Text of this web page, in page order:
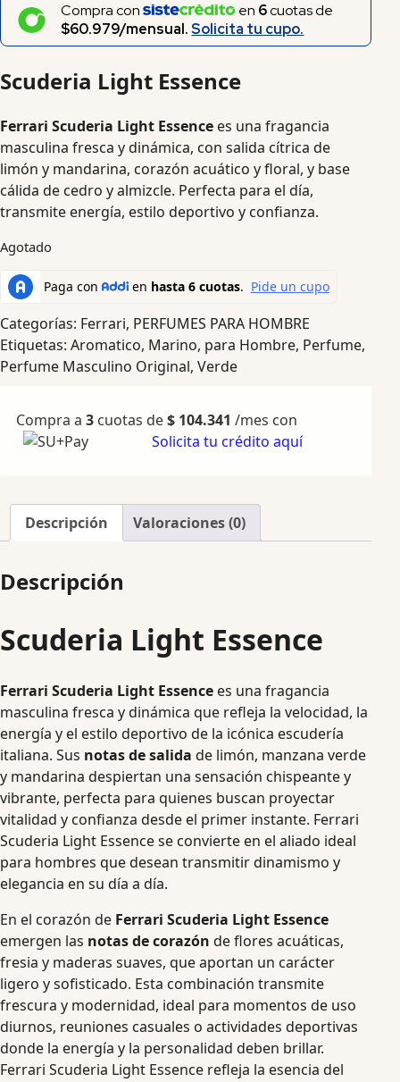
Compra con en 6cuotas de
$60.979/mensual.Solicita tu cupo.
Scuderia Light Essence
Ferrari Scuderia Light Essence es una fragancia
masculina fresca y dinámica, con salida cítrica de
limón y mandarina, corazón acuático y floral, y base
cálida de cedro y almizcle. Perfecta para el día,
transmite energía, estilo deportivo y confianza.
Agotado
Categorías: Ferrari, PERFUMES PARA HOMBRE
Etiquetas: Aromatico, Marino, para Hombre, Perfume,
Perfume Masculino Original, Verde
Compra a 3 cuotas de$ 104.341 /mes con
Solicita tu crédito aquí
Descripción Valoraciones (0)
Descripción
Scuderia Light Essence
Ferrari Scuderia Light Essence es una fragancia
masculina fresca y dinámica que refleja la velocidad, la
energía y el estilo deportivo de la icónica escudería
italiana. Sus notas de salida de limón, manzana verde
y mandarina despiertan una sensación chispeante y
vibrante, perfecta para quienes buscan proyectar
vitalidad y confianza desde el primer instante. Ferrari
Scuderia Light Essence se convierte en el aliado ideal
para hombres que desean transmitir dinamismo y
elegancia en su día a día.
En el corazón de Ferrari Scuderia Light Essence
emergen las notas de corazón de flores acuáticas,
fresia y maderas suaves, que aportan un carácter
ligero y sofisticado. Esta combinación transmite
frescura y modernidad, ideal para momentos de uso
diurnos, reuniones casuales o actividades deportivas
donde la energía y la personalidad deben brillar.
Ferrari Scuderia Light Essence refleja la esencia del